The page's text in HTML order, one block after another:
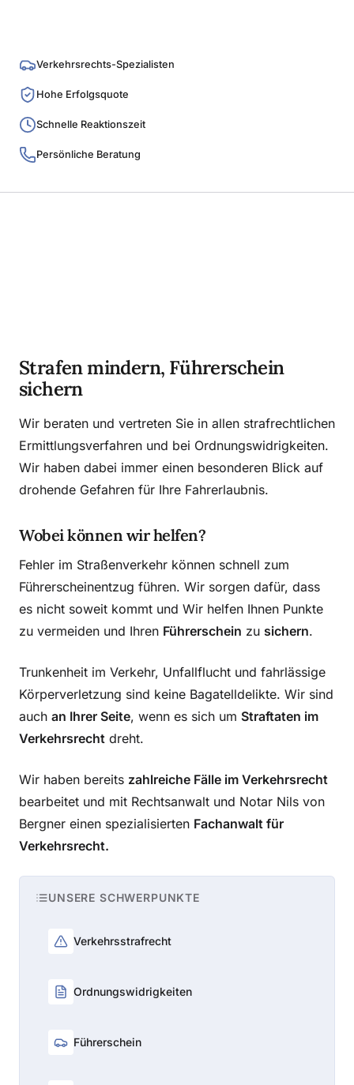
Verkehrsrechts-Spezialisten
Hohe Erfolgsquote
Schnelle Reaktionszeit
Persönliche Beratung
Strafen mindern, Führerschein
sichern
Wir beraten und vertreten Sie in allen strafrechtlichen
Ermittlungsverfahren und bei Ordnungswidrigkeiten.
Wir haben dabei immer einen besonderen Blick auf
drohende Gefahren für Ihre Fahrerlaubnis.
Wobei können wir helfen?
Fehler im Straßenverkehr können schnell zum
Führerscheinentzug führen. Wir sorgen dafür, dass
es nicht soweit kommt und Wir helfen Ihnen Punkte
zu vermeiden und Ihren Führerschein zu sichern.
Trunkenheit im Verkehr, Unfallflucht und fahrlässige
Körperverletzung sind keine Bagatelldelikte. Wir sind
auch an Ihrer Seite, wenn es sich um Straftaten im
Verkehrsrecht dreht.
Wir haben bereits zahlreiche Fälle im Verkehrsrecht
bearbeitet und mit Rechtsanwalt und Notar Nils von
Bergner einen spezialisierten Fachanwalt für
Verkehrsrecht.
UNSERE SCHWERPUNKTE
Verkehrsstrafrecht
Ordnungswidrigkeiten
Führerschein